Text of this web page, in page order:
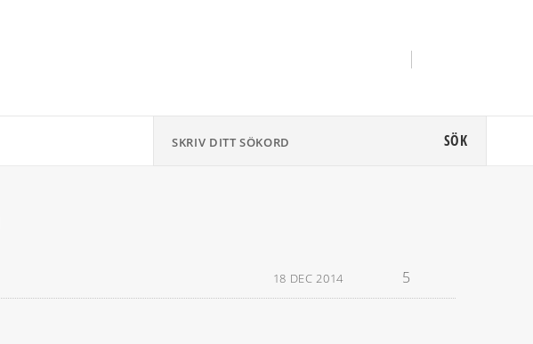
SÖK
18 DEC 2014 5